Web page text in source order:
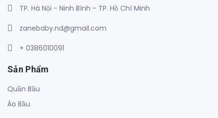
TP. Hà Nội - Ninh Bình - TP. Hồ Chí Minh
zanebaby.nd@gmail.com
+ 0386010091
Sản Phẩm
Quần Bầu
Áo Bầu